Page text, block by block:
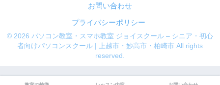
お問い合わせ
プライバシーポリシー
© 2026 パソコン教室・スマホ教室 ジョイスクール – シニア・初心
者向けパソコンスクール | 上越市・妙高市・柏崎市 All rights
reserved.